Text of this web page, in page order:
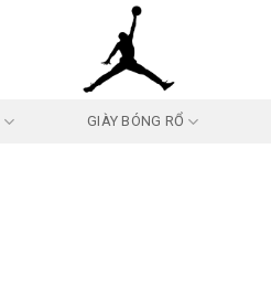
GIÀY BÓNG RỔ